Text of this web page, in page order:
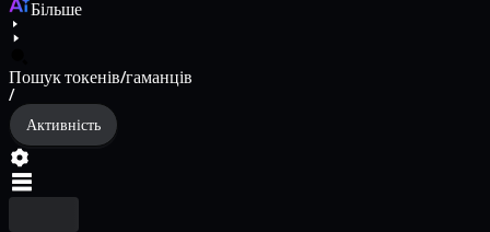
Більше
Пошук токенів/гаманців
/
Активність